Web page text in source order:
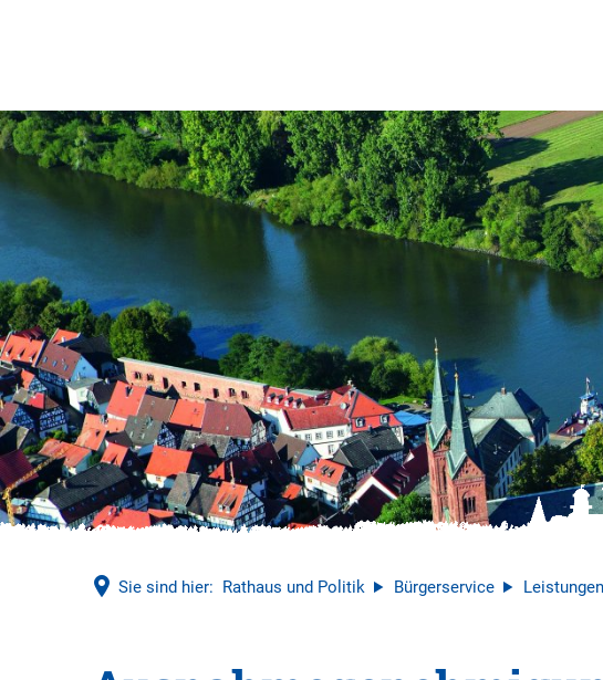
Sie sind hier: Rathaus und Politik Bürgerservice